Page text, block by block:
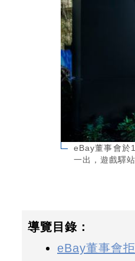
eBay董事會於
一出，遊戲驛
導覽目錄：
eBay董事會